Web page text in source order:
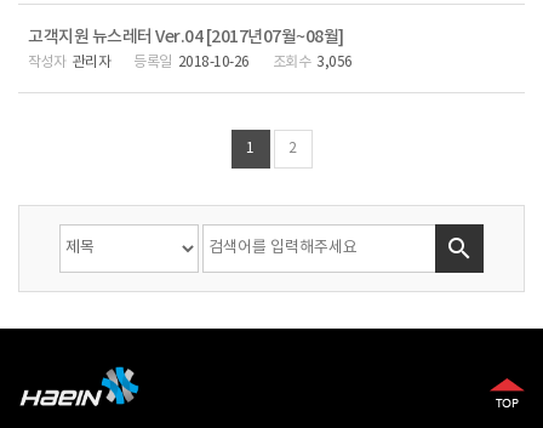
고객지원 뉴스레터 Ver.04 [2017년07월~08월]
관리자 2018-10-26 3,056
1 2
